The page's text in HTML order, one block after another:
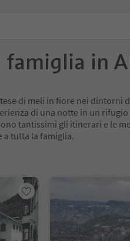
famiglia in
di meli in fiore nei dintorni
di una notte in un
tantissimi gli itinerari e le
a tutta la famiglia.